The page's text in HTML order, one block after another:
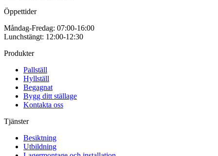
Öppettider
Måndag-Fredag: 07:00-16:00
Lunchstängt: 12:00-12:30
Produkter
Pallställ
Hyllställ
Begagnat
Bygg ditt ställage
Kontakta oss
Tjänster
Besiktning
Utbildning